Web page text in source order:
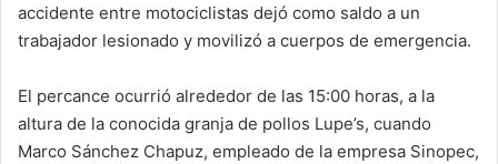
accidente entre motociclistas dejó como saldo a un
trabajador lesionado y movilizó a cuerpos de emergencia.
El percance ocurrió alrededor de las 15:00 horas, a la
altura de la conocida granja de pollos Lupe’s, cuando
Marco Sánchez Chapuz, empleado de la empresa Sinopec,